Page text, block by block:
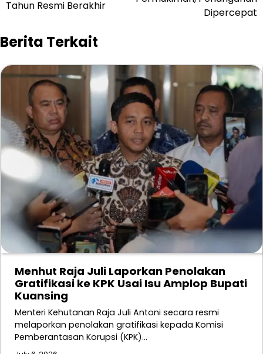
Tahun Resmi Berakhir
Dipercepat
Berita Terkait
Menhut Raja Juli Laporkan Penolakan
Gratifikasi ke KPK Usai Isu Amplop Bupati
Kuansing
Menteri Kehutanan Raja Juli Antoni secara resmi
melaporkan penolakan gratifikasi kepada Komisi
Pemberantasan Korupsi (KPK)…